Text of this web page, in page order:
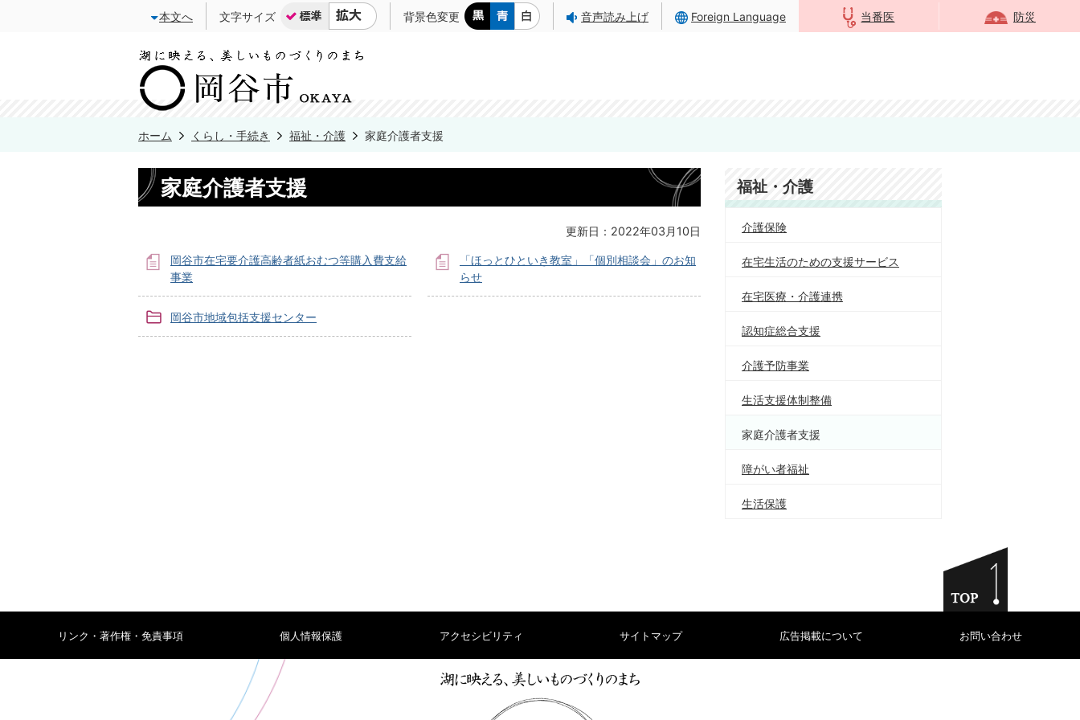
本文へ 文字サイズ 背景色変更 音声読み上げ Foreign Language 当番医 防災
ホーム くらし・手続き 福祉・介護 家庭介護者支援
家庭介護者支援
更新日：2022年03月10日
岡谷市在宅要介護高齢者紙おむつ等購入費支給
事業
「ほっとひといき教室」「個別相談会」のお知
らせ
岡谷市地域包括支援センター
福祉・介護
介護保険
在宅生活のための支援サービス
在宅医療・介護連携
認知症総合支援
介護予防事業
生活支援体制整備
家庭介護者支援
障がい者福祉
生活保護
リンク・著作権・免責事項 個人情報保護 アクセシビリティ サイトマップ 広告掲載について お問い合わせ